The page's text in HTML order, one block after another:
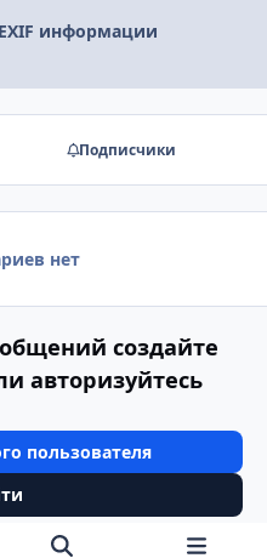
информации
Подписчики
нет
создайте
авторизуйтесь
пользователя